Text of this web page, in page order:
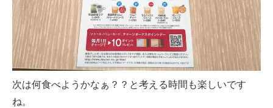
次は何食べようかなぁ？？と考える時間も楽しいです
ね。